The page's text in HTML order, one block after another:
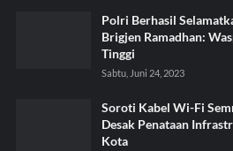
Polri Berhasil
Brigjen Ramadhan:
Tinggi
Sabtu, Juni 24, 2023
Soroti Kabel Wi-Fi
Desak Penataan
Kota